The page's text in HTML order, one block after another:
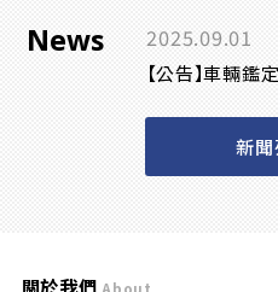
News 2025.09.01
【公告】車輛
新
關於我們